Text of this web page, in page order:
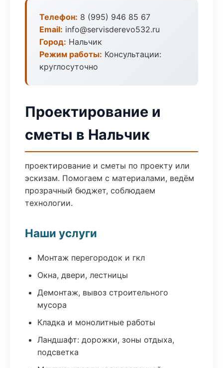
Телефон: 8 (995) 946 85 67
Email: info@servisderevo532.ru
Город: Нальчик
Режим работы: Консультации:
круглосуточно
Проектирование и
сметы в Нальчик
проектирование и сметы по проекту или
эскизам. Помогаем с материалами, ведём
прозрачный бюджет, соблюдаем
технологии.
Наши услуги
Монтаж перегородок и гкл
Окна, двери, лестницы
Демонтаж, вывоз строительного
мусора
Кладка и монолитные работы
Ландшафт: дорожки, зоны отдыха,
подсветка